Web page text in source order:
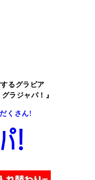
るグラビア
ラジャパ！』
くさん!